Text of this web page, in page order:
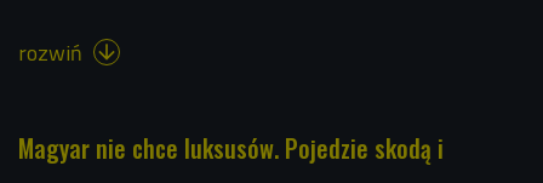
rozwiń 
Magyar nie chce luksusów. Pojedzie skodą i